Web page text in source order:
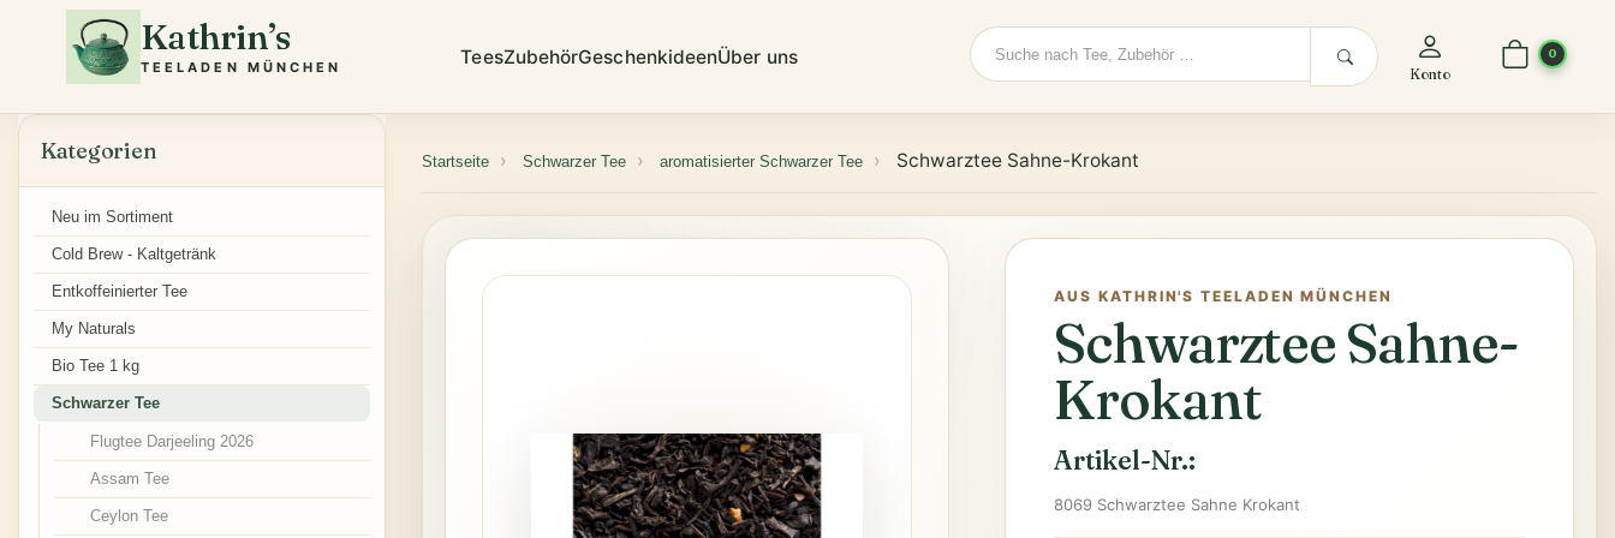
Kathrin’s
TEELADEN MÜNCHEN TeesZubehörGeschenkideenÜber uns
Suche
Konto
0
Startseite Schwarzer Tee aromatisierter Schwarzer Tee Schwarztee Sahne-Krokant
AUS KATHRIN'S TEELADEN MÜNCHEN
Schwarztee Sahne-
Krokant
Artikel-Nr.:
8069 Schwarztee Sahne Krokant
Kategorien
Neu im Sortiment
Cold Brew - Kaltgetränk
Entkoffeinierter Tee
My Naturals
Bio Tee 1 kg
Schwarzer Tee
Flugtee Darjeeling 2026
Assam Tee
Ceylon Tee